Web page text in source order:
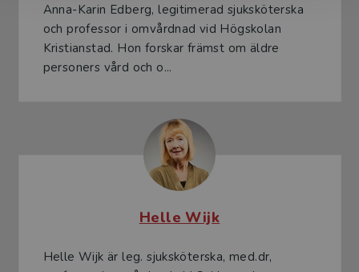
Anna-Karin Edberg, legitimerad sjuksköterska
och professor i omvårdnad vid Högskolan
Kristianstad. Hon forskar främst om äldre
personers vård och o...
Helle Wijk
Helle Wijk är leg. sjuksköterska, med.dr,